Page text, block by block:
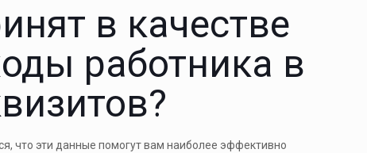
в качестве
работника в
что эти данные помогут вам наиболее эффективно